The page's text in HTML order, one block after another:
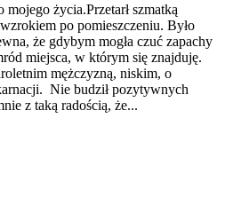
życia.Przetarł szmatką
po pomieszczeniu. Było
że gdybym mogła czuć zapachy
miejsca, w którym się znajduję.
mężczyzną, niskim, o
Nie budził pozytywnych
z taką radością, że...